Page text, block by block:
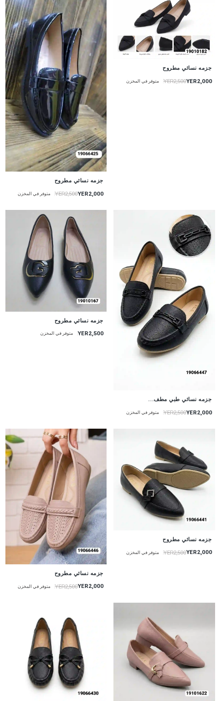
جزمه نسائي مطروح
YER2,000
YER2,500 متوفر في المخزن
جزمه نسائي مطروح
YER2,000
YER2,500 متوفر في المخزن
جزمه نسائي طبي مطف...
YER2,000
YER2,500 متوفر في المخزن
جزمه نسائي مطروح
YER2,500 متوفر في المخزن
جزمه نسائي مطروح
YER2,000
YER2,500 متوفر في المخزن
جزمه نسائي مطروح
YER2,000
YER2,500 متوفر في المخزن